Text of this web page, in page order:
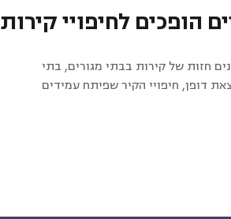
הופכים לחיפויי קירות
חזות של קירות בבתי מגורים, בתי
דופן, חיפויי הקיר שפיתח עמידים